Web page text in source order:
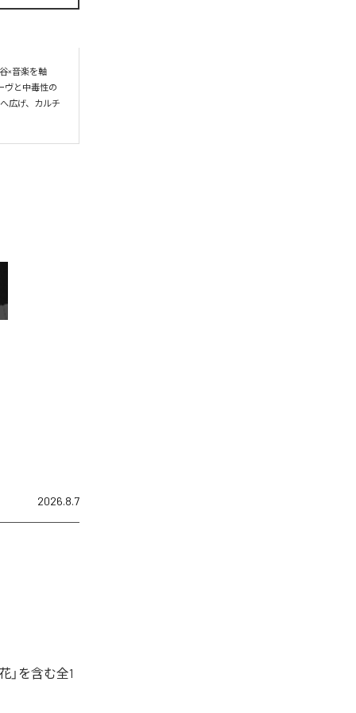
×音楽を軸
ヴと中毒性の
広げ、カルチ
2026.8.7
」を含む全1